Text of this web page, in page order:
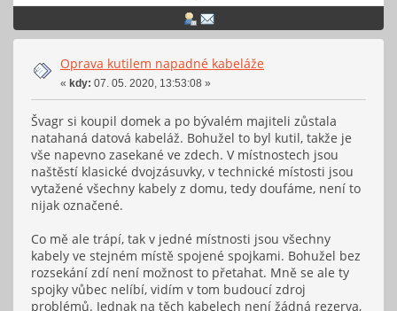
Oprava kutilem napadné kabeláže
« kdy: 07. 05. 2020, 13:53:08 »
Švagr si koupil domek a po bývalém majiteli zůstala
natahaná datová kabeláž. Bohužel to byl kutil, takže je
vše napevno zasekané ve zdech. V místnostech jsou
naštěstí klasické dvojzásuvky, v technické místosti jsou
vytažené všechny kabely z domu, tedy doufáme, není to
nijak označené.
Co mě ale trápí, tak v jedné místnosti jsou všechny
kabely ve stejném místě spojené spojkami. Bohužel bez
rozsekání zdí není možnost to přetahat. Mně se ale ty
spojky vůbec nelíbí, vidím v tom budoucí zdroj
problémů. Jednak na těch kabelech není žádná rezerva,